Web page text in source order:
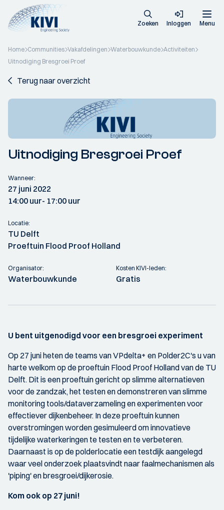
Zoeken Inloggen Menu
Home Communities Vakafdelingen Waterbouwkunde Activiteiten
Uitnodiging Bresgroei Proef
Terug naar overzicht
Uitnodiging Bresgroei Proef
Wanneer:
27 juni 2022
14:00 uur- 17:00 uur
Locatie:
TU Delft
Proeftuin Flood Proof Holland
Organisator:
Waterbouwkunde
Kosten KIVI-leden:
Gratis
U bent uitgenodigd voor een bresgroei experiment
Op 27 juni heten de teams van VPdelta+ en Polder2C's u van
harte welkom op de proeftuin Flood Proof Holland van de TU
Delft. Dit is een proeftuin gericht op slimme alternatieven
voor de zandzak, het testen en demonstreren van slimme
monitoring tools/dataverzameling en experimenten voor
effectiever dijkenbeheer. In deze proeftuin kunnen
overstromingen worden gesimuleerd om innovatieve
tijdelijke waterkeringen te testen en te verbeteren.
Daarnaast is op de polderlocatie een testdijk aangelegd
waar veel onderzoek plaatsvindt naar faalmechanismen als
'piping' en bresgroei/dijkerosie.
Kom ook op 27 juni!